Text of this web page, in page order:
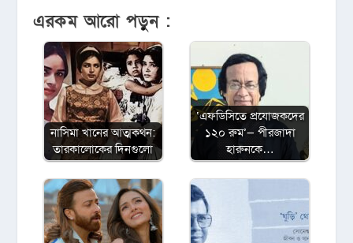
এরকম আরো পড়ুন :
নাসিমা খানের আত্মকথন:
তারকালোকের দিনগুলো
‌‘এফডিসিতে প্রযোজকদের
১২০ রুম’— পীরজাদা
হারুনকে…